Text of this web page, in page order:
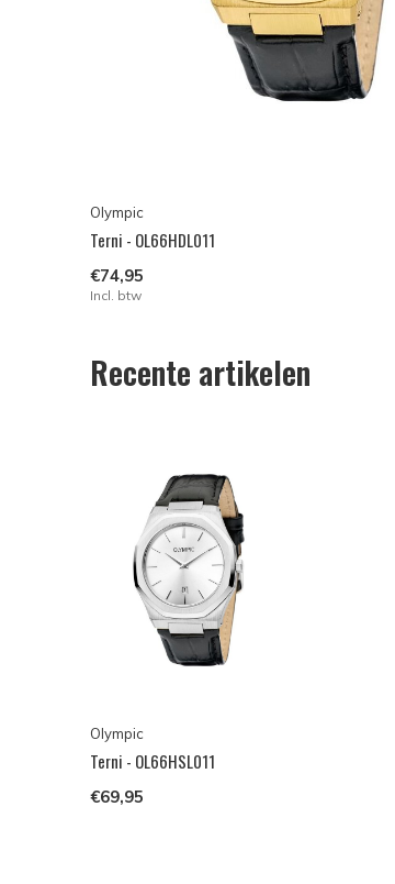
Olympic
Terni - OL66HDL011
€74,95
Incl. btw
Recente artikelen
Olympic
Terni - OL66HSL011
€69,95